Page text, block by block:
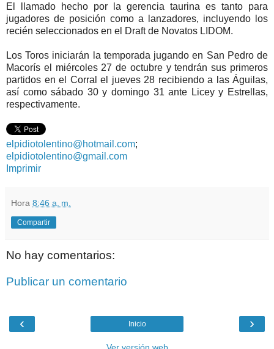
El llamado hecho por la gerencia taurina es tanto para
jugadores de posición como a lanzadores, incluyendo los
recién seleccionados en el Draft de Novatos LIDOM.
Los Toros iniciarán la temporada jugando en San Pedro de
Macorís el miércoles 27 de octubre y tendrán sus primeros
partidos en el Corral el jueves 28 recibiendo a las Águilas,
así como sábado 30 y domingo 31 ante Licey y Estrellas,
respectivamente.
elpidiotolentino@hotmail.com;
elpidiotolentino@gmail.com
Imprimir
Hora 8:46 a. m.
Compartir
No hay comentarios:
Publicar un comentario
‹ ›
Inicio
Ver versión web